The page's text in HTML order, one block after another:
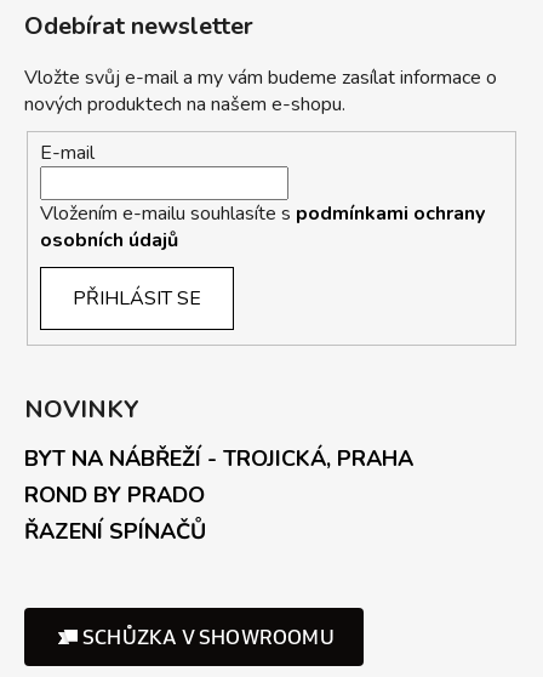
Odebírat newsletter
Vložte svůj e-mail a my vám budeme zasílat informace o
nových produktech na našem e-shopu.
E-mail
Vložením e-mailu souhlasíte s podmínkami ochrany
osobních údajů
PŘIHLÁSIT SE
NOVINKY
BYT NA NÁBŘEŽÍ - TROJICKÁ, PRAHA
ROND BY PRADO
ŘAZENÍ SPÍNAČŮ
SCHŮZKA V SHOWROOMU